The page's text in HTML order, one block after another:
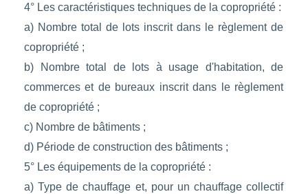
4° Les caractéristiques techniques de la copropriété :
a) Nombre total de lots inscrit dans le règlement de
copropriété ;
b) Nombre total de lots à usage d'habitation, de
commerces et de bureaux inscrit dans le règlement
de copropriété ;
c) Nombre de bâtiments ;
d) Période de construction des bâtiments ;
5° Les équipements de la copropriété :
a) Type de chauffage et, pour un chauffage collectif